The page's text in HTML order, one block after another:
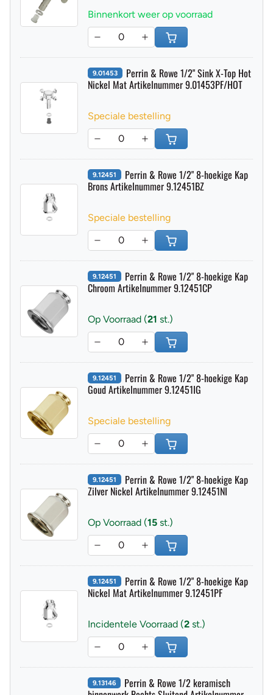
Binnenkort weer op voorraad
9.01453 Perrin & Rowe 1/2" Sink X-Top Hot
Nickel Mat Artikelnummer 9.01453PF/HOT
Speciale bestelling
9.12451 Perrin & Rowe 1/2" 8-hoekige Kap
Brons Artikelnummer 9.12451BZ
Speciale bestelling
9.12451 Perrin & Rowe 1/2" 8-hoekige Kap
Chroom Artikelnummer 9.12451CP
Op Voorraad (
9.12451 Perrin & Rowe 1/2" 8-hoekige Kap
Goud Artikelnummer 9.12451IG
Speciale bestelling
9.12451 Perrin & Rowe 1/2" 8-hoekige Kap
Zilver Nickel Artikelnummer 9.12451NI
Op Voorraad (
9.12451 Perrin & Rowe 1/2" 8-hoekige Kap
Nickel Mat Artikelnummer 9.12451PF
9.13146 Perrin & Rowe 1/2 keramisch